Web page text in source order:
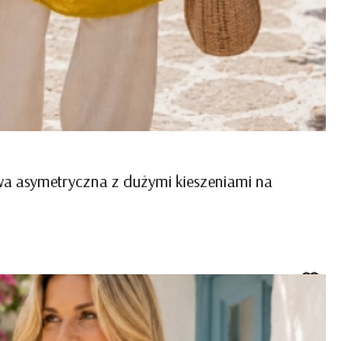
asymetryczna z dużymi kieszeniami na